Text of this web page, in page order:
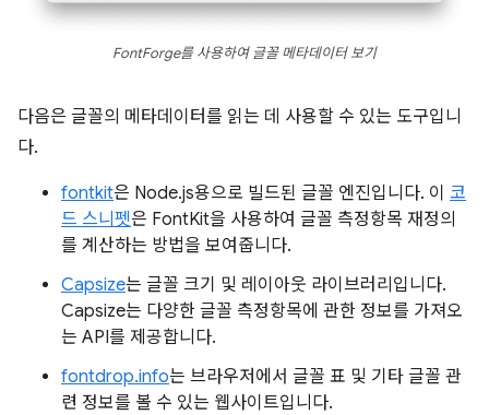
FontForge를 사용하여 글꼴 메타데이터 보기
다음은 글꼴의 메타데이터를 읽는 데 사용할 수 있는 도구입니
다.
fontkit은 Node.js용으로 빌드된 글꼴 엔진입니다. 이 코
드 스니펫은 FontKit을 사용하여 글꼴 측정항목 재정의
를 계산하는 방법을 보여줍니다.
Capsize는 글꼴 크기 및 레이아웃 라이브러리입니다.
Capsize는 다양한 글꼴 측정항목에 관한 정보를 가져오
는 API를 제공합니다.
fontdrop.info는 브라우저에서 글꼴 표 및 기타 글꼴 관
련 정보를 볼 수 있는 웹사이트입니다.